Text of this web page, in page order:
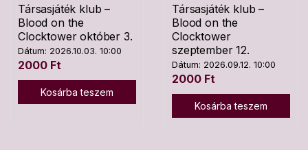
Társasjáték klub –
Blood on the
Clocktower október 3.
Dátum: 2026.10.03. 10:00
2000 Ft
Kosárba teszem
Társasjáték klub –
Blood on the
Clocktower
szeptember 12.
Dátum: 2026.09.12. 10:00
2000 Ft
Kosárba teszem